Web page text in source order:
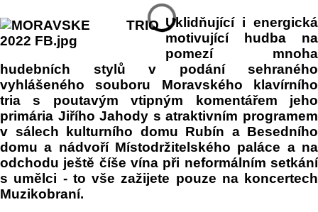
Uklidňující i energická
motivující hudba na
pomezí mnoha
hudebních stylů v podání sehraného
vyhlášeného souboru Moravského klavírního
tria s poutavým vtipným komentářem jeho
primária Jiřího Jahody s atraktivním programem
v sálech kulturního domu Rubín a Besedního
domu a nádvoří Místodržitelského paláce a na
odchodu ještě číše vína při neformálním setkání
s umělci - to vše zažijete pouze na koncertech
Muzikobraní.